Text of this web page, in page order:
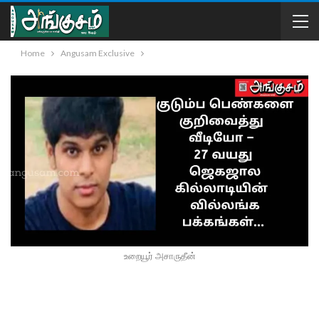
Home Angusam Exclusive
உறையூர் அசாருதீன்